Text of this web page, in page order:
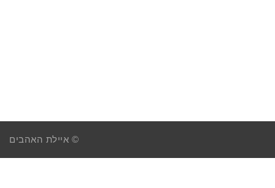
© איילת האהבים